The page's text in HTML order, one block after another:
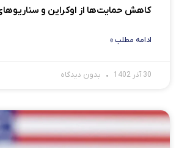
کاهش حمایت‌ها از اوکراین و
ادامه مطلب »
30 آذر 1402 بدون دیدگاه